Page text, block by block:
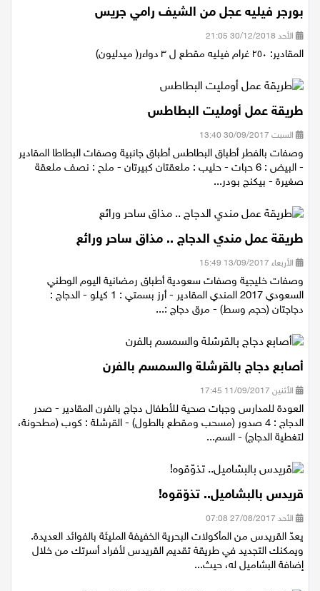
بورجر فيليه عجل من الشيف رامي جريس
الأحد 30/12/2018 21:05
المقادير: ٢٥٠ غرام فيليه مقطع ل ٣ دواءر( ميدليون)
طريقة عمل أومليت البطاطس
السبت 30/09/2017 13:40
وصفات بالفطر أطباق البطاطس أطباق جانبية وصفات البطاطا المقادير
- البيض : 6 حبات - حليب : ملعقتان كبيرتان - ملح : نصف ملعقة
صغيرة - بيكنج بودر...
طريقة عمل مندي الدجاج .. مذاق ساحر ورائع
الأربعاء 13/09/2017 15:49
وصفات خليجية وصفات سعودية أطباق رمضانية اليوم الوطني
السعودي 2017 المندي المقادير - أرز بسمتي : 1 كيلو - الدجاج :
دجاجتان (حجم وسط) - مرق دجاج :...
أصابع دجاج بالقرشلة والسمسم بالفرن
الأثنين 11/09/2017 17:45
العودة للمدارس وجبات صحية للأطفال دجاج بالفرن المقادير - صدر
الدجاج : 4 صدور (مسحب ومقطع بالطول) - القرشلة : كوب (مطحونة،
لتغطية الدجاج) - السم...
قريدس بالبشاميل.. تذوّقوه!
الأحد 27/08/2017 07:08
يعدّ القريدس من المأكولات البحرية الخفيفة المليئة بالفوائد العديدة.
ويمكنك التجديد في طريقة تقديم القريدس لأفراد أسرتك من خلال
إضافة البشاميل له، حيث...